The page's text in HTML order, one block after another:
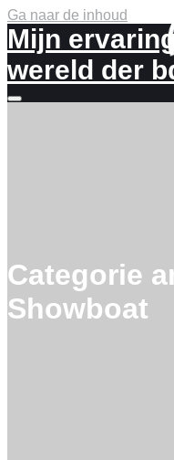
Ga naar de inhoud
Mijn
wereld der
Meer
Categorie
Showboat